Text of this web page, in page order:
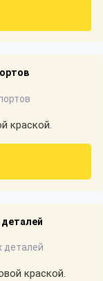
краской.
краской.